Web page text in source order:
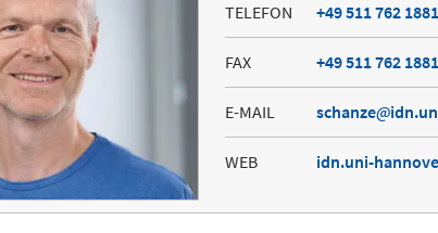
TELEFON +49 511 762
FAX +49 511 762
E-MAIL schanze
WEB idn.uni-